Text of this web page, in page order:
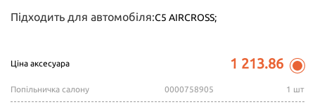
Підходить для автомобіля:C5 AIRCROSS;
Ціна аксесуара 1 213.86
Попільничка салону 0000758905 1 шт